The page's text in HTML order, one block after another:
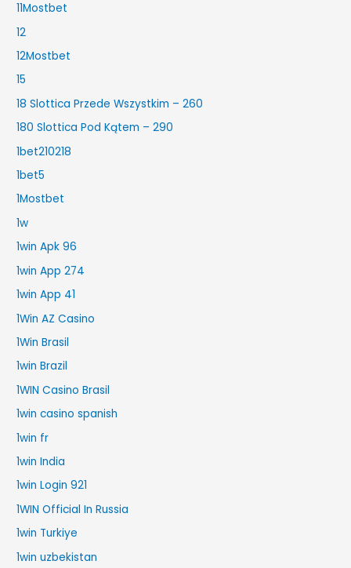
11Mostbet
12
12Mostbet
15
18 Slottica Przede Wszystkim – 260
180 Slottica Pod Kątem – 290
1bet210218
1bet5
1Mostbet
1w
1win Apk 96
1win App 274
1win App 41
1Win AZ Casino
1Win Brasil
1win Brazil
1WIN Casino Brasil
1win casino spanish
1win fr
1win India
1win Login 921
1WIN Official In Russia
1win Turkiye
1win uzbekistan